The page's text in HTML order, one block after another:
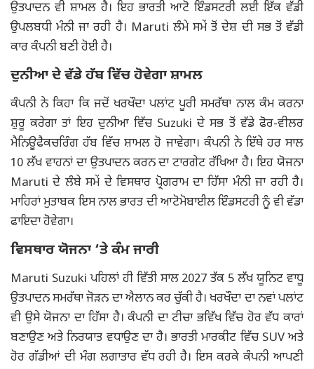
ਉਤਪਾਦਨ ਵੀ ਸ਼ਾਮਲ ਹੈ। ਇਹ ਭਾਰਤੀ ਆਟੋ ਇੰਡਸਟਰੀ ਲਈ ਇੱਕ ਵੱਡੀ
ਉਪਲਬਧੀ ਮੰਨੀ ਜਾ ਰਹੀ ਹੈ। Maruti ਲੰਮੇ ਸਮੇਂ ਤੋਂ ਦੇਸ਼ ਦੀ ਸਭ ਤੋਂ ਵੱਡੀ
ਕਾਰ ਕੰਪਨੀ ਬਣੀ ਹੋਈ ਹੈ।
ਦੁਨੀਆ ਦੇ ਵੱਡੇ ਹੱਬ ਵਿੱਚ ਹੋਵੇਗਾ ਸ਼ਾਮਲ
ਕੰਪਨੀ ਨੇ ਕਿਹਾ ਕਿ ਜਦੋਂ ਖਰਖੌਦਾ ਪਲਾਂਟ ਪੂਰੀ ਸਮਰੱਥਾ ਨਾਲ ਕੰਮ ਕਰਨਾ
ਸ਼ੁਰੂ ਕਰੇਗਾ ਤਾਂ ਇਹ ਦੁਨੀਆ ਵਿੱਚ Suzuki ਦੇ ਸਭ ਤੋਂ ਵੱਡੇ ਫੋਰ-ਵੀਲਰ
ਮੈਨਿਊਫੈਕਚਰਿੰਗ ਹੱਬ ਵਿੱਚ ਸ਼ਾਮਲ ਹੋ ਜਾਵੇਗਾ। ਕੰਪਨੀ ਨੇ ਇੱਥੇ ਹਰ ਸਾਲ
10 ਲੱਖ ਵਾਹਨਾਂ ਦਾ ਉਤਪਾਦਨ ਕਰਨ ਦਾ ਟਾਰਗੇਟ ਰੱਖਿਆ ਹੈ। ਇਹ ਯੋਜਨਾ
Maruti ਦੇ ਲੰਬੇ ਸਮੇਂ ਦੇ ਵਿਸਥਾਰ ਪ੍ਰੋਗਰਾਮ ਦਾ ਹਿੱਸਾ ਮੰਨੀ ਜਾ ਰਹੀ ਹੈ।
ਮਾਹਿਰਾਂ ਮੁਤਾਬਕ ਇਸ ਨਾਲ ਭਾਰਤ ਦੀ ਆਟੋਮੋਬਾਈਲ ਇੰਡਸਟਰੀ ਨੂੰ ਵੀ ਵੱਡਾ
ਫਾਇਦਾ ਹੋਵੇਗਾ।
ਵਿਸਥਾਰ ਯੋਜਨਾ ‘ਤੇ ਕੰਮ ਜਾਰੀ
Maruti Suzuki ਪਹਿਲਾਂ ਹੀ ਵਿੱਤੀ ਸਾਲ 2027 ਤੱਕ 5 ਲੱਖ ਯੂਨਿਟ ਵਾਧੂ
ਉਤਪਾਦਨ ਸਮਰੱਥਾ ਜੋੜਨ ਦਾ ਐਲਾਨ ਕਰ ਚੁੱਕੀ ਹੈ। ਖਰਖੌਦਾ ਦਾ ਨਵਾਂ ਪਲਾਂਟ
ਵੀ ਉਸੇ ਯੋਜਨਾ ਦਾ ਹਿੱਸਾ ਹੈ। ਕੰਪਨੀ ਦਾ ਟੀਚਾ ਭਵਿੱਖ ਵਿੱਚ ਹੋਰ ਵੱਧ ਕਾਰਾਂ
ਬਣਾਉਣ ਅਤੇ ਨਿਰਯਾਤ ਵਧਾਉਣ ਦਾ ਹੈ। ਭਾਰਤੀ ਮਾਰਕੀਟ ਵਿੱਚ SUV ਅਤੇ
ਹੋਰ ਗੱਡੀਆਂ ਦੀ ਮੰਗ ਲਗਾਤਾਰ ਵੱਧ ਰਹੀ ਹੈ। ਇਸ ਕਰਕੇ ਕੰਪਨੀ ਆਪਣੀ